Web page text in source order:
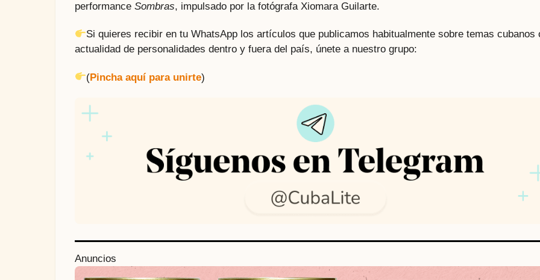
performance Sombras, impulsado por la fotógrafa Xiomara Guilarte.
Si quieres recibir en tu WhatsApp los artículos que publicamos habitualmente sobre temas cubanos
actualidad de personalidades dentro y fuera del país, únete a nuestro grupo:
(Pincha aquí para unirte)
Anuncios
P